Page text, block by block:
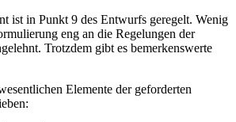
ist in Punkt 9 des Entwurfs geregelt. Wenig
eng an die Regelungen der
Trotzdem gibt es bemerkenswerte
Elemente der geforderten